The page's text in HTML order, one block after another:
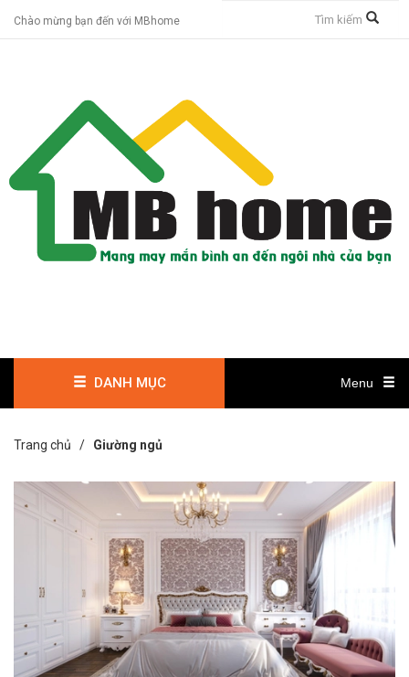
Chào mừng bạn đến với MBhome
DANH MỤC Menu
Trang chủ / Giường ngủ